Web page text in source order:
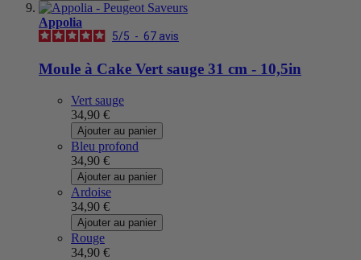
Appolia
5/5 - 67 avis
Moule à Cake Vert sauge 31 cm - 10,5in
Vert sauge
34,90 €
Ajouter au panier
Bleu profond
34,90 €
Ajouter au panier
Ardoise
34,90 €
Ajouter au panier
Rouge
34,90 €